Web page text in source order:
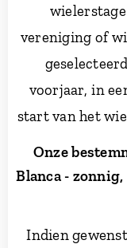
vereniging of
voorjaar, in
start van het
Onze
Blanca -
Indien